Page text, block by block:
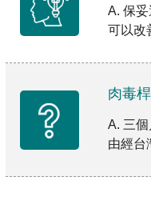
A. 保
可以改
肉毒
A. 三
由經台